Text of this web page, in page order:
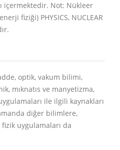
içermektedir. Not: Nükleer
fiziği) PHYSICS, NUCLEAR
optik, vakum bilimi,
mıknatıs ve manyetizma,
ile ilgili kaynakları
diğer bilimlere,
uygulamaları da